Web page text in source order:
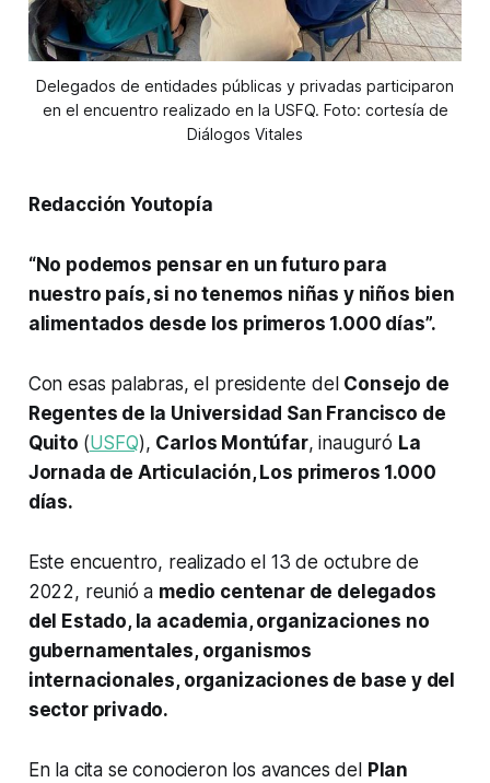
Delegados de entidades públicas y privadas participaron
en el encuentro realizado en la USFQ. Foto: cortesía de
Diálogos Vitales
Redacción Youtopía
“No podemos pensar en un futuro para
nuestro país, si no tenemos niñas y niños bien
alimentados desde los primeros 1.000 días”.
Con esas palabras, el presidente del Consejo de
Regentes de la Universidad San Francisco de
Quito (USFQ), Carlos Montúfar, inauguró La
Jornada de Articulación, Los primeros 1.000
días.
Este encuentro, realizado el 13 de octubre de
2022, reunió a medio centenar de delegados
del Estado, la academia, organizaciones no
gubernamentales, organismos
internacionales, organizaciones de base y del
sector privado.
En la cita se conocieron los avances del
Plan